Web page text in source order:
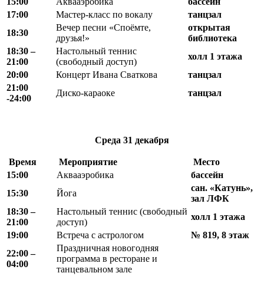
17:00
Мастер-класс по вокалу
танцзал
18:30
Вечер песни «Споёмте,
друзья!»
открытая
библиотека
18:30 –
21:00
Настольный теннис
(свободный доступ)
холл 1 этажа
20:00
Концерт Ивана Сваткова
танцзал
21:00
-24:00
Диско-караоке танцзал
Среда 31 декабря
Время Мероприятие Место
15:00
Аквааэробика
бассейн
15:30
Йога
сан. «Катунь»,
зал ЛФК
18:30 –
21:00
Настольный теннис (свободный
доступ)
холл 1 этажа
19:00
Встреча с астрологом
№ 819, 8 этаж
22:00 –
04:00
Праздничная новогодняя
программа в ресторане и
танцевальном зале